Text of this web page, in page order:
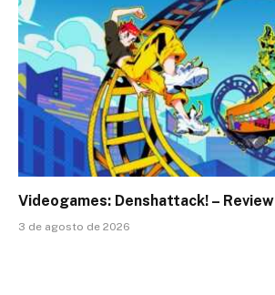
Videogames: Denshattack! – Review
3 de agosto de 2026